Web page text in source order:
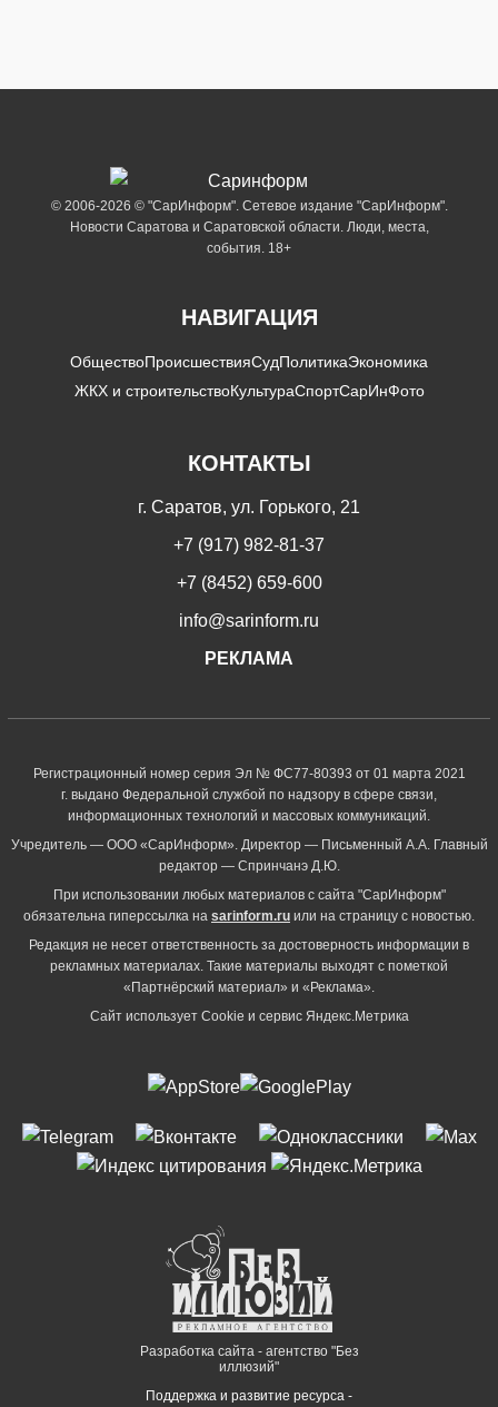
© 2006-2026 © "СарИнформ". Сетевое издание "СарИнформ".
Новости Саратова и Саратовской области. Люди, места,
события. 18+
НАВИГАЦИЯ
ОбществоПроисшествияСудПолитикаЭкономика
ЖКХ и строительствоКультураСпортСарИнФото
КОНТАКТЫ
г. Саратов, ул. Горького, 21
+7 (917) 982-81-37
+7 (8452) 659-600
info@sarinform.ru
РЕКЛАМА
Регистрационный номер серия Эл № ФС77-80393 от 01 марта 2021
г. выдано Федеральной службой по надзору в сфере связи,
информационных технологий и массовых коммуникаций.
Учредитель — ООО «СарИнформ». Директор — Письменный А.А. Главный
редактор — Спринчанэ Д.Ю.
При использовании любых материалов с сайта "СарИнформ"
обязательна гиперссылка на sarinform.ru или на страницу с новостью.
Редакция не несет ответственность за достоверность информации в
рекламных материалах. Такие материалы выходят с пометкой
«Партнёрский материал» и «Реклама».
Сайт использует Cookie и сервиc Яндекс.Метрика
Разработка сайта - агентство "Без
иллюзий"
Поддержка и развитие ресурса -